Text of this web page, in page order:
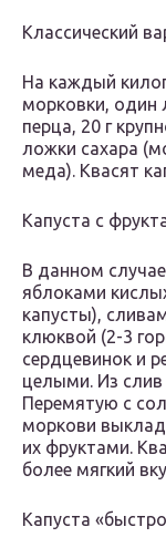
Классический
На каждый
морковки, один
перца, 20 г
ложки сахара
меда). Квасят
Капуста с
В данном
яблоками
капусты),
клюквой (2-3
сердцевинок и
целыми. Из
Перемятую с
моркови
их фруктами.
более мягкий
Капуста